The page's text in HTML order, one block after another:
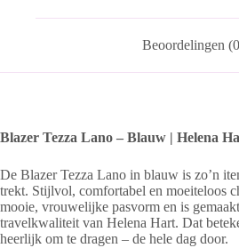
Beoordelingen
Blazer Tezza Lano – Blauw | Helena
De Blazer Tezza Lano in blauw is zo’n
trekt. Stijlvol, comfortabel en moeiteloos
mooie, vrouwelijke pasvorm en is
travelkwaliteit van Helena Hart. Dat
heerlijk om te dragen – de hele dag door.